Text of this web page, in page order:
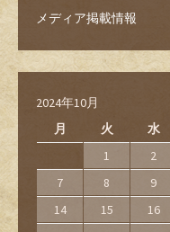
メディア掲載情報
2024年10月
月
火 水
1
2
7
8 9
14
15 16